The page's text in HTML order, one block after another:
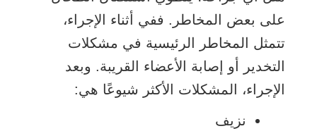
على بعض المخاطر. ففي أثناء الإجراء،
تتمثل المخاطر الرئيسية في مشكلات
التخدير أو إصابة الأعضاء القريبة. وبعد
الإجراء، المشكلات الأكثر شيوعًا هي:
نزيف